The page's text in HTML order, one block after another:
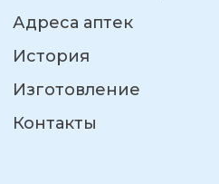
Адреса аптек
История
Изготовление
Контакты